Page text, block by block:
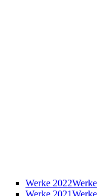
Werke 2022
Werke 2021